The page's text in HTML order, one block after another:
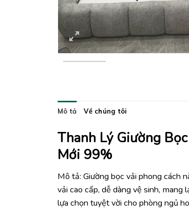
Mô tả Về chúng tôi
Thanh Lý Giường
Mới 99%
Mô tả: Giường bọc vải phong cách
vải cao cấp, dễ dàng vệ sinh, mang
lựa chọn tuyệt vời cho phòng ngủ